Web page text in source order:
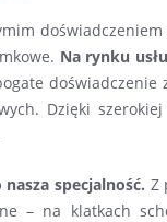
Na rynku
Dzięki
specjalność. Z
– na klatkach